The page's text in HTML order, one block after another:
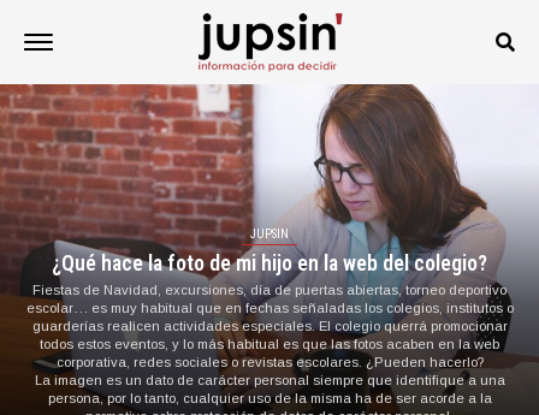
JUPSIN
¿Qué hace la foto de mi hijo en la web del colegio?
Fiestas de Navidad, excursiones, día de puertas abiertas, torneo deportivo
escolar… es muy habitual que en fechas señaladas los colegios, institutos o
guarderías realicen actividades especiales. El colegio querrá promocionar
todos estos eventos, y lo más habitual es que las fotos acaben en la web
corporativa, redes sociales o revistas escolares. ¿Pueden hacerlo?
La imagen es un dato de carácter personal siempre que identifique a una
persona, por lo tanto, cualquier uso de la misma ha de ser acorde a la